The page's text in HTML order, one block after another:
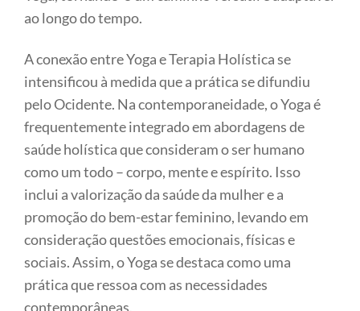
ao longo do tempo.
A conexão entre Yoga e Terapia Holística se
intensificou à medida que a prática se difundiu
pelo Ocidente. Na contemporaneidade, o Yoga é
frequentemente integrado em abordagens de
saúde holística que consideram o ser humano
como um todo – corpo, mente e espírito. Isso
inclui a valorização da saúde da mulher e a
promoção do bem-estar feminino, levando em
consideração questões emocionais, físicas e
sociais. Assim, o Yoga se destaca como uma
prática que ressoa com as necessidades
contemporâneas.